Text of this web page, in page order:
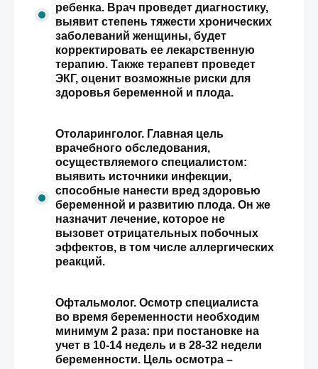
ребенка. Врач проведет диагностику,
выявит степень тяжести хронических
заболеваний женщины, будет
корректировать ее лекарственную
терапию. Также терапевт проведет
ЭКГ, оценит возможные риски для
здоровья беременной и плода.
Отоларинголог. Главная цель
врачебного обследования,
осуществляемого специалистом:
выявить источники инфекции,
способные нанести вред здоровью
беременной и развитию плода. Он же
назначит лечение, которое не
вызовет отрицательных побочных
эффектов, в том числе аллергических
реакций.
Офтальмолог. Осмотр специалиста
во время беременности необходим
минимум 2 раза: при постановке на
учет в 10-14 недель и в 28-32 недели
беременности. Цель осмотра –